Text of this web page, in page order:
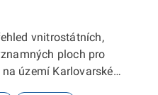
vnitrostátních,
ploch pro
území Karlovarského